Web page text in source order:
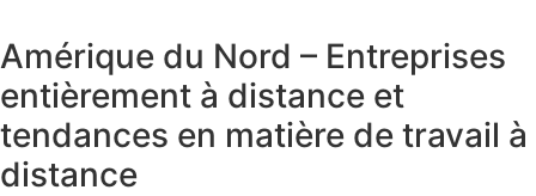
Amérique du Nord – Entreprises
entièrement à distance et
tendances en matière de travail à
distance